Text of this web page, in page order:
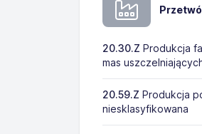
20.30.Z Produkcja
mas
20.59.Z Produkcja
niesklasyfikowana